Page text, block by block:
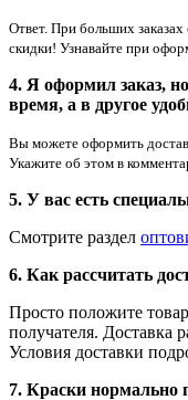
Ответ. При больших
скидки! Узнавайте при
4. Я оформил заказ,
время, а в другое
Вы можете оформить
Укажите об этом в
5. У вас есть
Смотрите раздел
6. Как рассчитать
Просто положите
получателя. Доставка
Условия доставки
7. Краски нормально